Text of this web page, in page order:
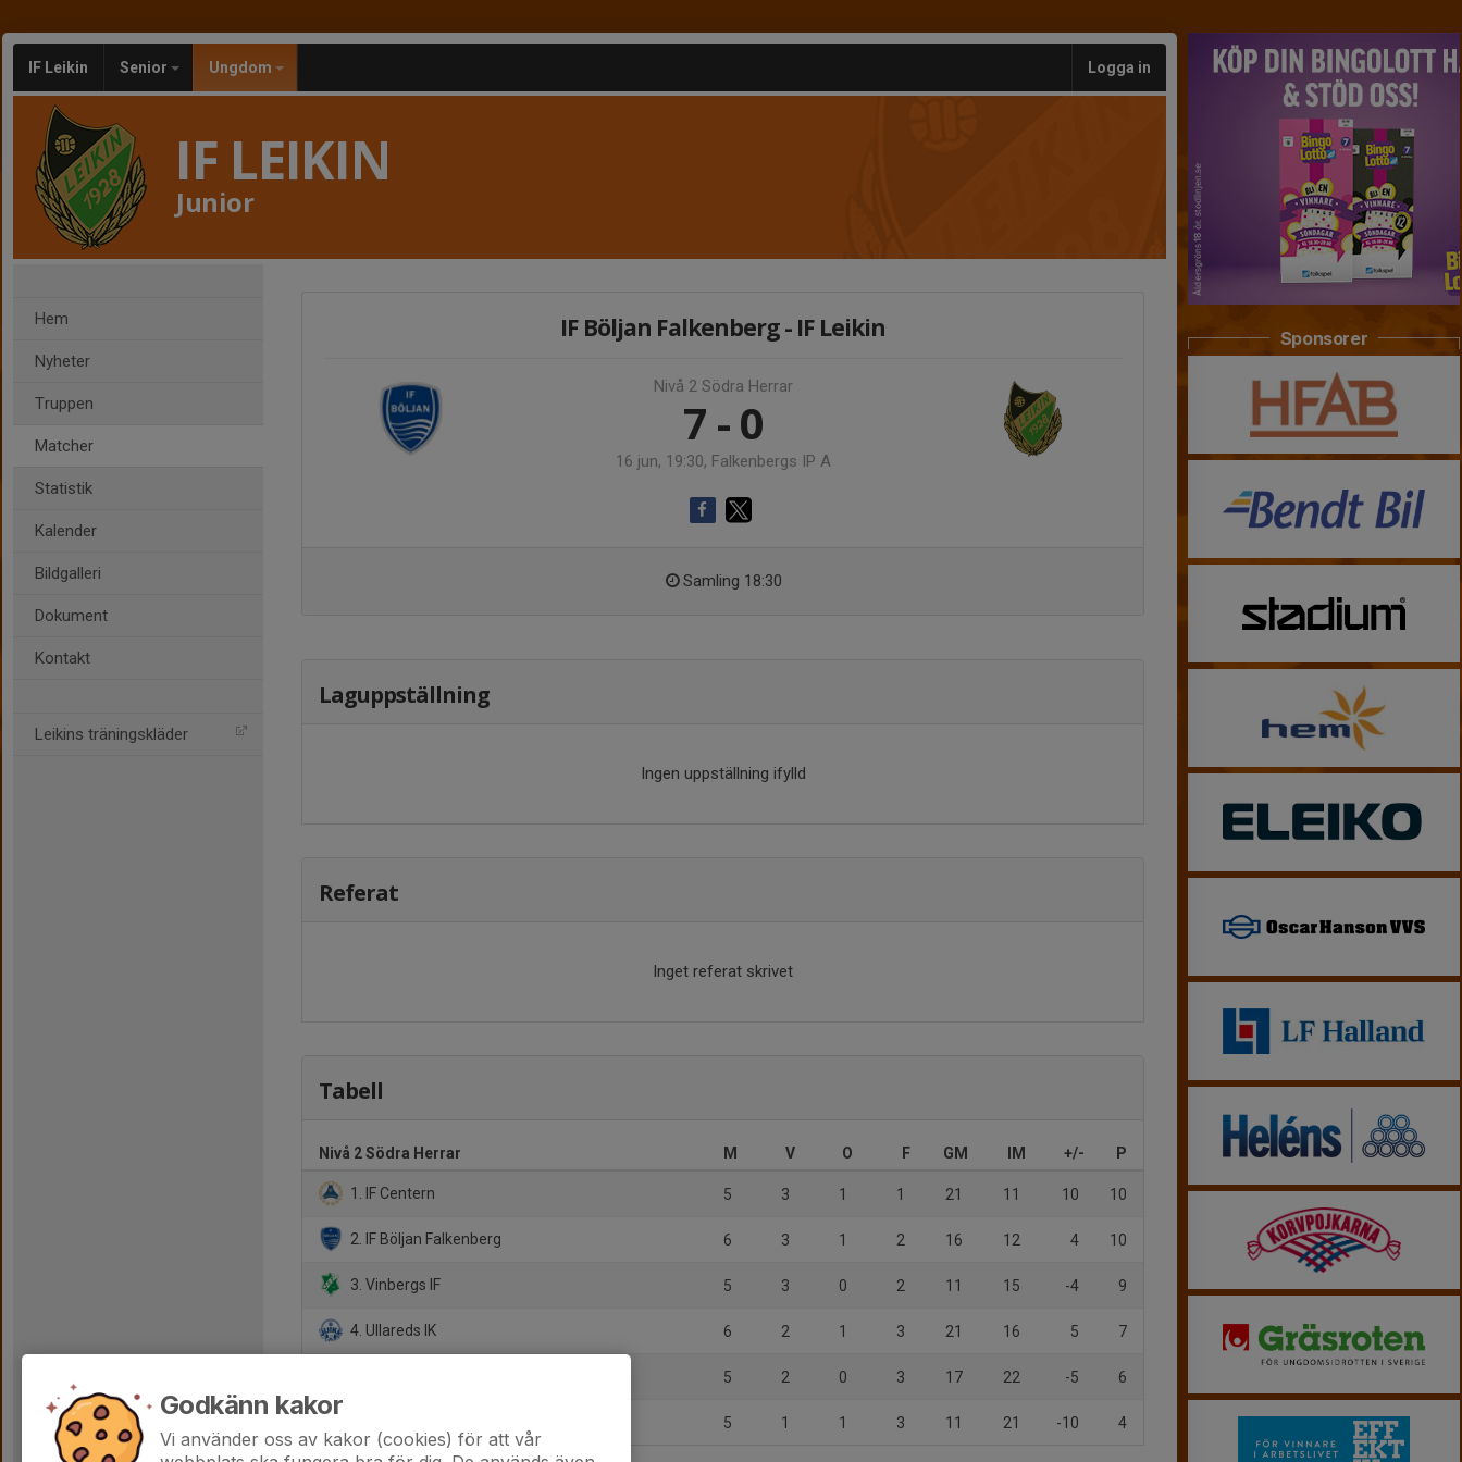
IF Leikin Senior Ungdom Logga in
IF LEIKIN
Junior
Hem
Nyheter
Truppen
Matcher
Statistik
Kalender
Bildgalleri
Dokument
Kontakt
Leikins träningskläder
IF Böljan Falkenberg - IF Leikin
Nivå 2 Södra Herrar
7 - 0
16 jun, 19:30, Falkenbergs IP A
Samling 18:30
Laguppställning
Ingen uppställning ifylld
Referat
Inget referat skrivet
Tabell
Nivå 2 Södra Herrar M V O F GM IM +/- P
1. IF Centern 5 3 1 1 21 11 10 10
2. IF Böljan Falkenberg 6 3 1 2 16 12 4 10
3. Vinbergs IF 5 3 0 2 11 15 -4 9
4. Ullareds IK 6 2 1 3 21 16 5 7
5 2 0 3 17 22 -5 6
5 1 1 3 11 21 -10 4
Sponsorer
Godkänn kakor
Vi använder oss av kakor (cookies) för att vår